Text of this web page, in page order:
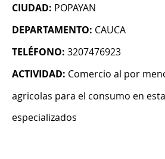
CIUDAD: POPAYAN
DEPARTAMENTO: CAUCA
TELÉFONO: 3207476923
ACTIVIDAD: Comercio al por
agricolas para el consumo en
especializados